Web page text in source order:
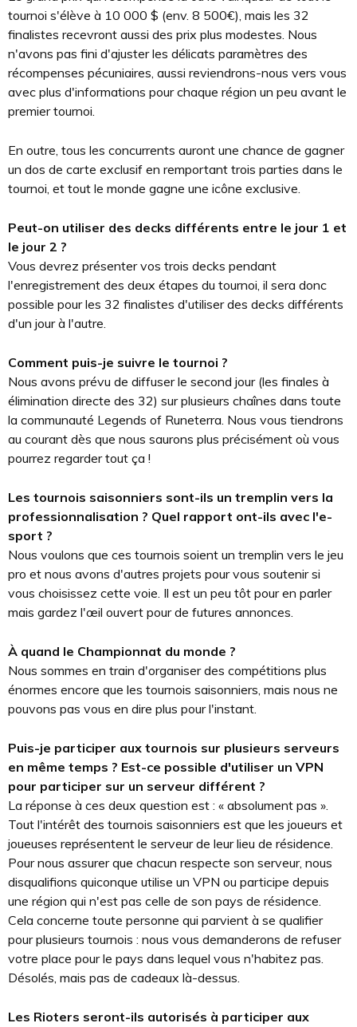
tournoi s'élève à 10 000 $ (env. 8 500€), mais les 32
finalistes recevront aussi des prix plus modestes. Nous
n'avons pas fini d'ajuster les délicats paramètres des
récompenses pécuniaires, aussi reviendrons-nous vers vous
avec plus d'informations pour chaque région un peu avant le
premier tournoi.
En outre, tous les concurrents auront une chance de gagner
un dos de carte exclusif en remportant trois parties dans le
tournoi, et tout le monde gagne une icône exclusive.
Peut-on utiliser des decks différents entre le jour 1 et
le jour 2 ?
Vous devrez présenter vos trois decks pendant
l'enregistrement des deux étapes du tournoi, il sera donc
possible pour les 32 finalistes d'utiliser des decks différents
d'un jour à l'autre.
Comment puis-je suivre le tournoi ?
Nous avons prévu de diffuser le second jour (les finales à
élimination directe des 32) sur plusieurs chaînes dans toute
la communauté Legends of Runeterra. Nous vous tiendrons
au courant dès que nous saurons plus précisément où vous
pourrez regarder tout ça !
Les tournois saisonniers sont-ils un tremplin vers la
professionnalisation ? Quel rapport ont-ils avec l'e-
sport ?
Nous voulons que ces tournois soient un tremplin vers le jeu
pro et nous avons d'autres projets pour vous soutenir si
vous choisissez cette voie. Il est un peu tôt pour en parler
mais gardez l'œil ouvert pour de futures annonces.
À quand le Championnat du monde ?
Nous sommes en train d'organiser des compétitions plus
énormes encore que les tournois saisonniers, mais nous ne
pouvons pas vous en dire plus pour l'instant.
Puis-je participer aux tournois sur plusieurs serveurs
en même temps ? Est-ce possible d'utiliser un VPN
pour participer sur un serveur différent ?
La réponse à ces deux question est : « absolument pas ».
Tout l'intérêt des tournois saisonniers est que les joueurs et
joueuses représentent le serveur de leur lieu de résidence.
Pour nous assurer que chacun respecte son serveur, nous
disqualifions quiconque utilise un VPN ou participe depuis
une région qui n'est pas celle de son pays de résidence.
Cela concerne toute personne qui parvient à se qualifier
pour plusieurs tournois : nous vous demanderons de refuser
votre place pour le pays dans lequel vous n'habitez pas.
Désolés, mais pas de cadeaux là-dessus.
Les Rioters seront-ils autorisés à participer aux